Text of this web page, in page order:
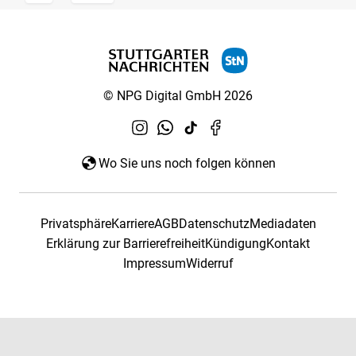
© NPG Digital GmbH 2026
Wo Sie uns noch folgen können
PrivatsphäreKarriereAGBDatenschutzMediadaten
Erklärung zur BarrierefreiheitKündigungKontakt
ImpressumWiderruf